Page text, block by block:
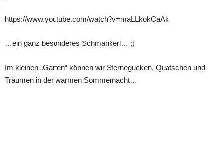
https://www.youtube.com/watch?v=maLLkokCaAk
…ein ganz besonderes Schmankerl… ;)
Im kleinen „Garten“ können wir Sternegucken, Quatschen und
Träumen in der warmen Sommernacht…